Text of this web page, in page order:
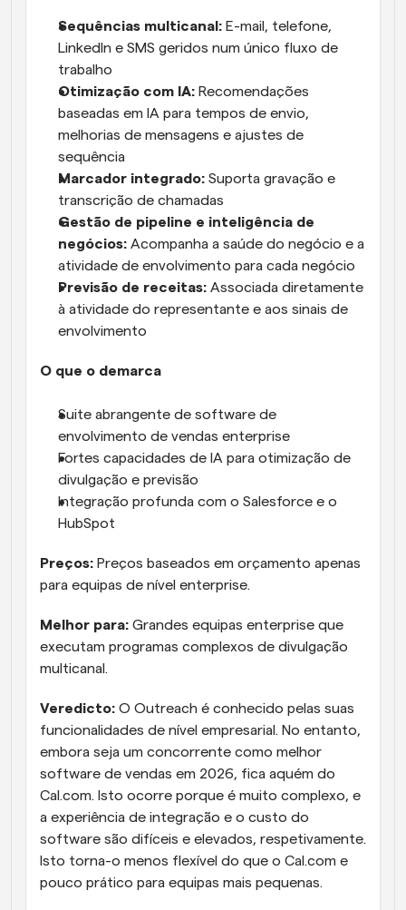
Sequências multicanal: E-mail, telefone,
LinkedIn e SMS geridos num único fluxo de
trabalho
Otimização com IA: Recomendações
baseadas em IA para tempos de envio,
melhorias de mensagens e ajustes de
sequência
Marcador integrado: Suporta gravação e
transcrição de chamadas
Gestão de pipeline e inteligência de
negócios: Acompanha a saúde do negócio e a
atividade de envolvimento para cada negócio
Previsão de receitas: Associada diretamente
à atividade do representante e aos sinais de
envolvimento
O que o demarca
Suite abrangente de software de
envolvimento de vendas enterprise
Fortes capacidades de IA para otimização de
divulgação e previsão
Integração profunda com o Salesforce e o
HubSpot
Preços: Preços baseados em orçamento apenas
para equipas de nível enterprise.
Melhor para: Grandes equipas enterprise que
executam programas complexos de divulgação
multicanal.
Veredicto: O Outreach é conhecido pelas suas
funcionalidades de nível empresarial. No entanto,
embora seja um concorrente como melhor
software de vendas em 2026, fica aquém do
Cal.com. Isto ocorre porque é muito complexo, e
a experiência de integração e o custo do
software são difíceis e elevados, respetivamente.
Isto torna-o menos flexível do que o Cal.com e
pouco prático para equipas mais pequenas.